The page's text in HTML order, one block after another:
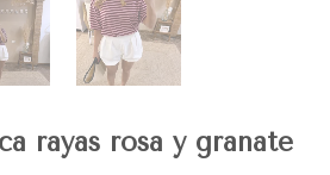
rayas rosa y granate